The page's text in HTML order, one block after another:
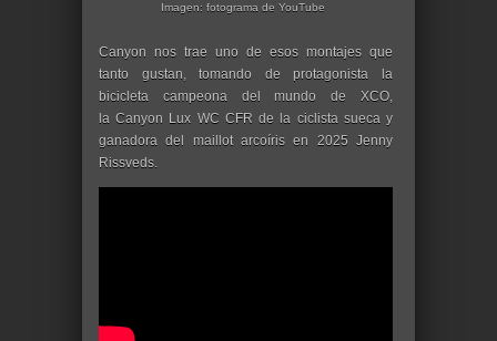
Imagen: fotograma de YouTube
Canyon nos trae uno de esos montajes que
tanto gustan, tomando de protagonista la
bicicleta campeona del mundo de XCO,
la Canyon Lux WC CFR de la ciclista sueca y
ganadora del maillot arcoíris en 2025 Jenny
Rissveds.